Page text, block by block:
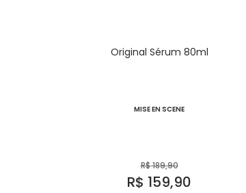
Original Sérum 80ml
MISE EN SCENE
R$189,90
R$ 159,90